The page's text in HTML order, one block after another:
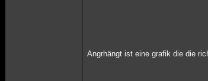
Angrhängt ist eine grafik die die